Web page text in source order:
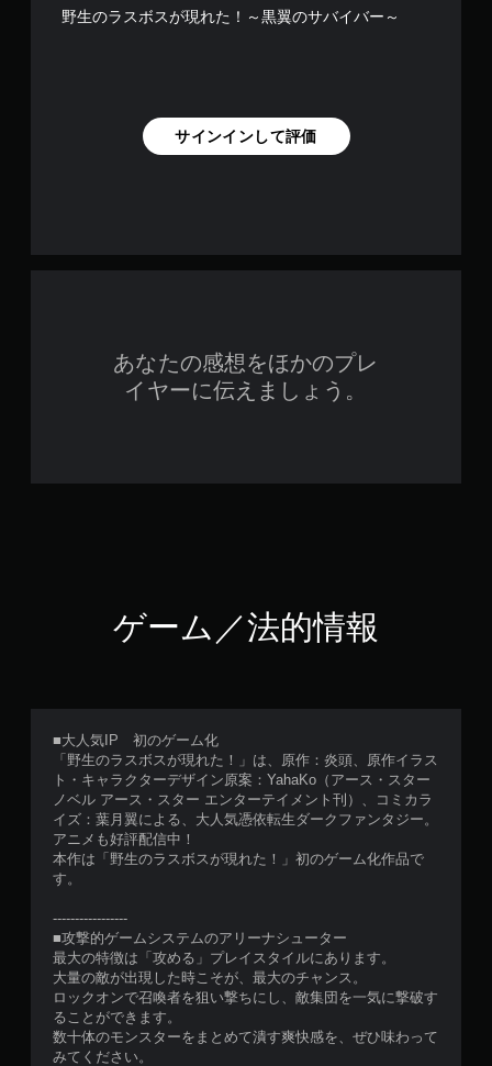
野生のラスボスが現れた！～黒翼のサバイバー～
サインインして評価
あなたの感想をほかのプレ
イヤーに伝えましょう。
ゲーム／法的情報
■大人気IP 初のゲーム化
「野生のラスボスが現れた！」は、原作：炎頭、原作イラス
ト・キャラクターデザイン原案：YahaKo（アース・スター
ノベル アース・スター エンターテイメント刊）、コミカラ
イズ：葉月翼による、大人気憑依転生ダークファンタジー。
アニメも好評配信中！
本作は「野生のラスボスが現れた！」初のゲーム化作品で
す。
-----------------
■攻撃的ゲームシステムのアリーナシューター
最大の特徴は「攻める」プレイスタイルにあります。
大量の敵が出現した時こそが、最大のチャンス。
ロックオンで召喚者を狙い撃ちにし、敵集団を一気に撃破す
ることができます。
数十体のモンスターをまとめて潰す爽快感を、ぜひ味わって
みてください。